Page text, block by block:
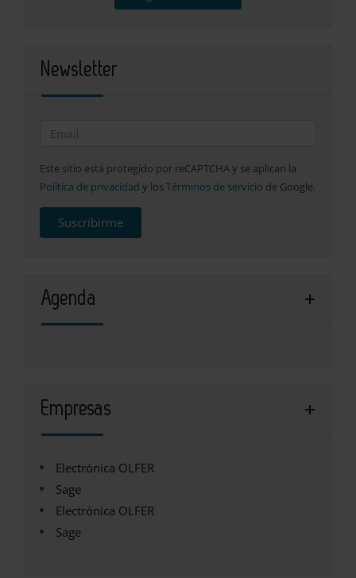
Newsletter
Este sitio está protegido por reCAPTCHA y se aplican la
Política de privacidad y los Términos de servicio de Google.
Suscribirme
Agenda
Empresas
Electrónica OLFER
Sage
Electrónica OLFER
Sage